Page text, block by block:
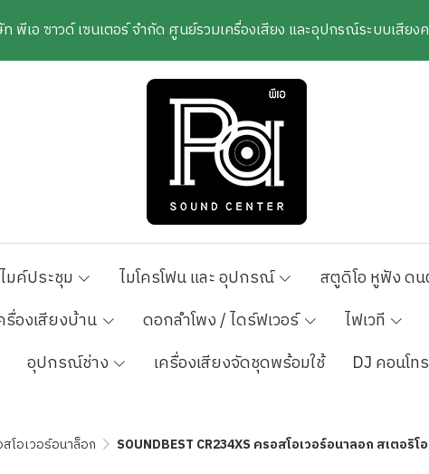
พีเอ ซาวด์ เซนเตอร์ จำกัด ศูนย์รวมเครื่องเสียง และอุปกรณ์ระบบเสียง
ไมค์ประชุม ไมโครโฟน และ อุปกรณ์ สตูดิโอ หูฟัง ด
รื่องเสียงบ้าน ดอกลำโพง / ไดร์ฟเวอร์ ไฟเวที
อุปกรณ์ช่าง เครื่องเสียงจัดชุดพร้อมใช้ DJ คอนโท
โอเวอร์อนาล็อก SOUNDBEST CR234XS ครอสโอเวอร์อนาลอก สเตอริโ